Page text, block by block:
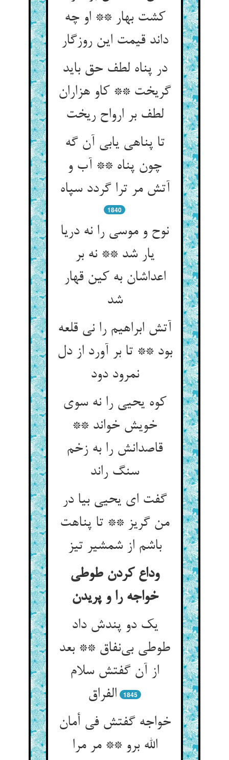
کشت بهار ** او چه
داند قیمت این روزگار
در پناه لطف حق باید
گریخت ** کاو هزاران
لطف بر ارواح ریخت‌‌
تا پناهی یابی آن گه
چون پناه ** آب و
1840
نوح و موسی را نه دریا
یار شد ** نه بر
اعداشان به کین قهار
شد
آتش ابراهیم را نی قلعه
بود ** تا بر آورد از دل
نمرود دود
کوه یحیی را نه سوی
خویش خواند **
قاصدانش را به زخم
سنگ راند
گفت ای یحیی بیا در
من گریز ** تا پناهت
باشم از شمشیر تیز
وداع کردن طوطی
خواجه را و پریدن‌‌
یک دو پندش داد
طوطی بی‌‌نفاق ** بعد
از آن گفتش سلام
1845
خواجه گفتش فی أمان
الله برو ** مر مرا